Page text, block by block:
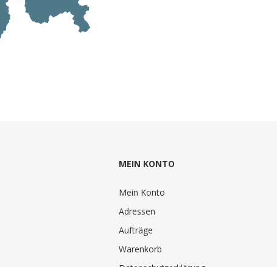
MEIN KONTO
Mein Konto
Adressen
Aufträge
Warenkorb